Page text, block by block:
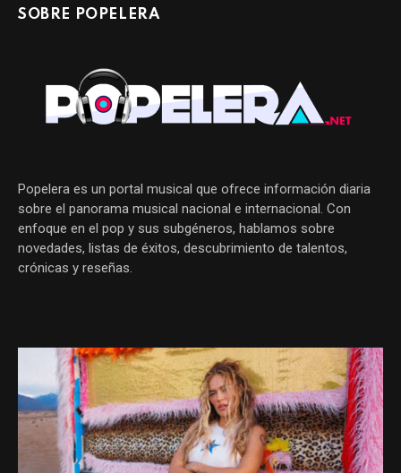
SOBRE POPELERA
Popelera es un portal musical que ofrece información diaria
sobre el panorama musical nacional e internacional. Con
enfoque en el pop y sus subgéneros, hablamos sobre
novedades, listas de éxitos, descubrimiento de talentos,
crónicas y reseñas.